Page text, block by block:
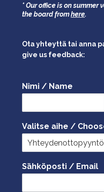
* Our office is on
the board fromhere.
Ota yhteyttä tai anna
give us feedback:
Nimi / Name
Valitse aihe /
Sähköposti / Email